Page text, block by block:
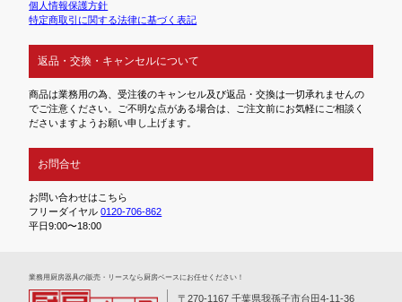
個人情報保護方針
特定商取引に関する法律に基づく表記
返品・交換・キャンセルについて
商品は業務用の為、受注後のキャンセル及び返品・交換は一切承れませんの
でご注意ください。ご不明な点がある場合は、ご注文前にお気軽にご相談く
ださいますようお願い申し上げます。
お問合せ
お問い合わせはこちら
フリーダイヤル0120-706-862
平日9:00〜18:00
業務⽤厨房器具の販売・リースなら厨房ベースにお任せください！
〒270-1167 千葉県我孫子市台田4-11-36